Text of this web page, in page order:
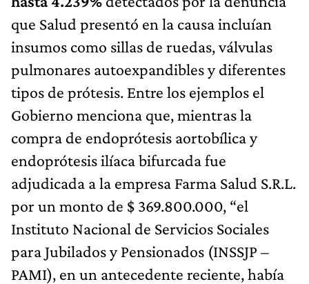
que Salud presentó en la causa incluían
insumos como sillas de ruedas, válvulas
pulmonares autoexpandibles y diferentes
tipos de prótesis. Entre los ejemplos el
Gobierno menciona que, mientras la
compra de endoprótesis aortobílica y
endoprótesis ilíaca bifurcada fue
adjudicada a la empresa Farma Salud S.R.L.
por un monto de $ 369.800.000, “el
Instituto Nacional de Servicios Sociales
para Jubilados y Pensionados (INSSJP –
PAMI), en un antecedente reciente, había